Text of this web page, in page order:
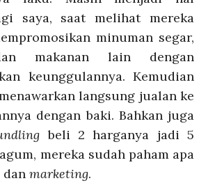
saya, saat melihat mereka
minuman segar,
makanan lain dengan
keunggulannya. Kemudian
langsung jualan ke
dengan baki. Bahkan juga
beli 2 harganya jadi 5
mereka sudah paham apa
marketing.